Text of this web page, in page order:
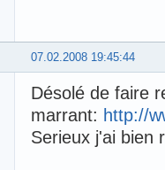
07.02.2008 19:45:44
Désolé de faire
marrant: http://
Serieux j'ai bien